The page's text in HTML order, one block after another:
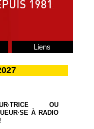
Liens
OU
À RADIO